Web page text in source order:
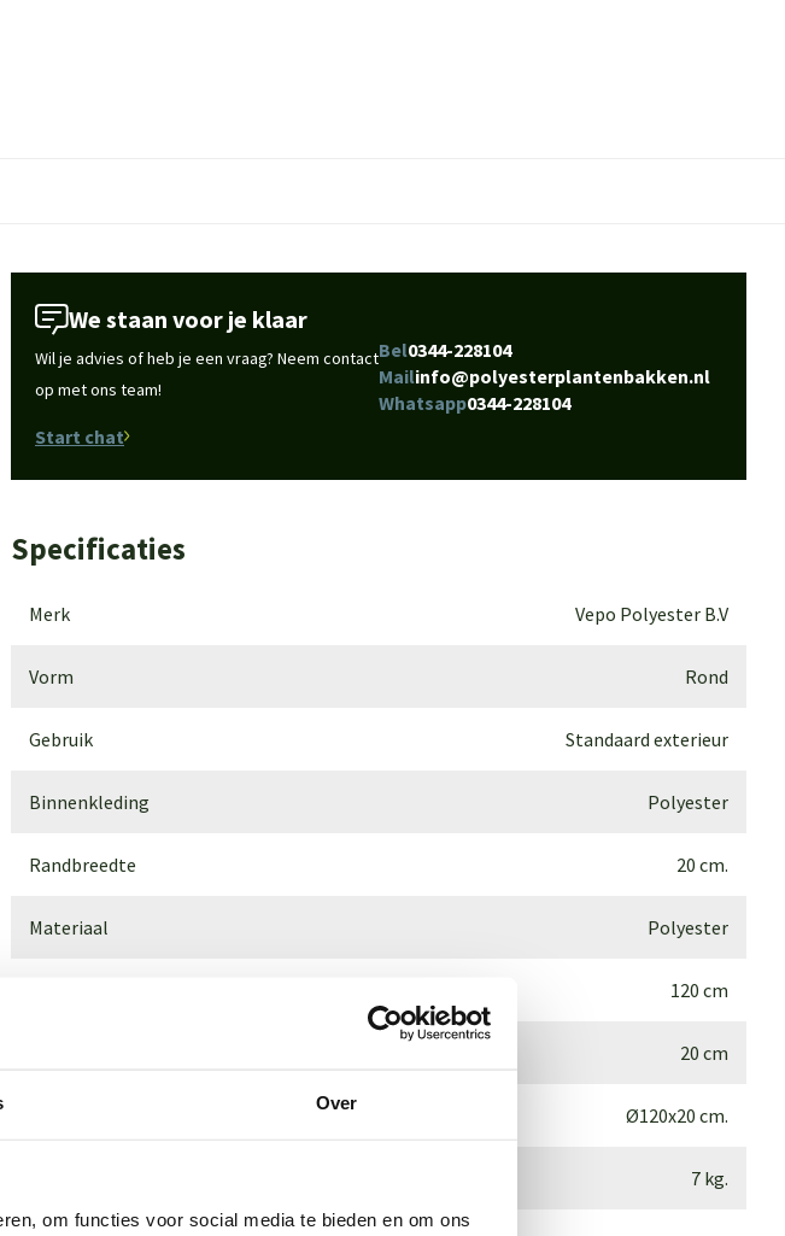
Over
om functies voor social media te bieden en om ons
We staan voor je klaar
Wil je advies of heb je een vraag? Neem contact
op met ons team!
Start chat
Bel0344-228104
Mailinfo@polyesterplantenbakken.nl
Whatsapp0344-228104
Specificaties
Merk Vepo Polyester B.V
Vorm Rond
Gebruik Standaard exterieur
Binnenkleding Polyester
Randbreedte 20 cm.
Materiaal Polyester
120 cm
20 cm
Ø120x20 cm.
7 kg.